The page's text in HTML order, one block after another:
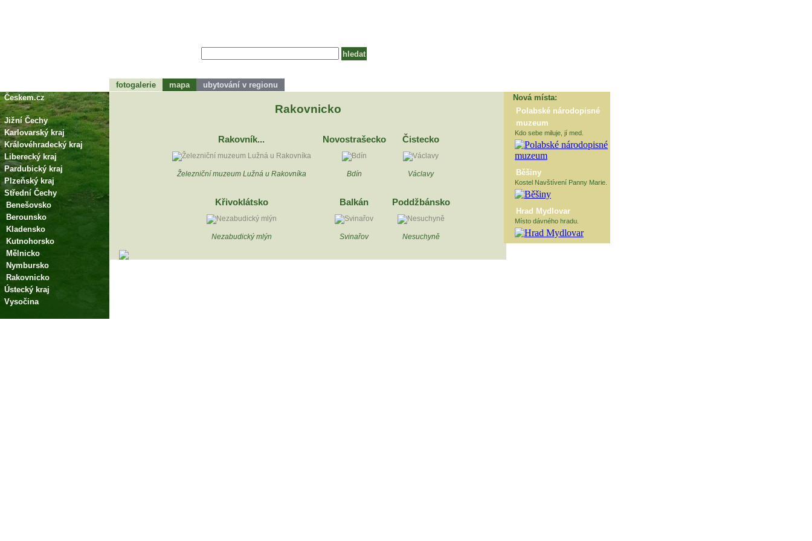
Rakovnicko
Rakovník...
Železniční muzeum Lužná u Rakovníka
Novostrašecko
Bdín
Čistecko
Václavy
Křivoklátsko
Nezabudický mlýn
Balkán
Svinařov
Poddžbánsko
Nesuchyně
Nová místa:
Polabské národopisné
muzeum
Kdo sebe miluje, jí med.
Běšiny
Kostel Navštívení Panny Marie.
Hrad Mydlovar
Místo dávného hradu.
fotogalerie mapa
ubytování v regionu
Českem.cz
Jižní Čechy
Karlovarský kraj
Královéhradecký kraj
Liberecký kraj
Pardubický kraj
Plzeňský kraj
Střední Čechy
Benešovsko
Berounsko
Kladensko
Kutnohorsko
Mělnicko
Nymbursko
Rakovnicko
Ústecký kraj
Vysočina
tohle bude zápátí